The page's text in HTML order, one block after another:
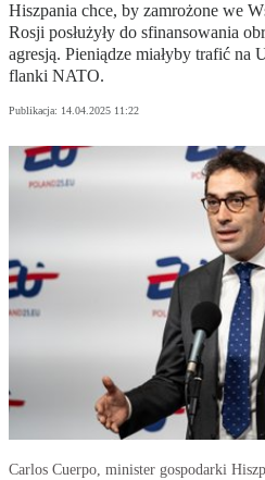
Hiszpania chce, by zamrożone we
Rosji posłużyły do sfinansowania
agresją. Pieniądze miałyby trafić
flanki NATO.
Publikacja: 14.04.2025 11:22
Carlos Cuerpo, minister gospodarki